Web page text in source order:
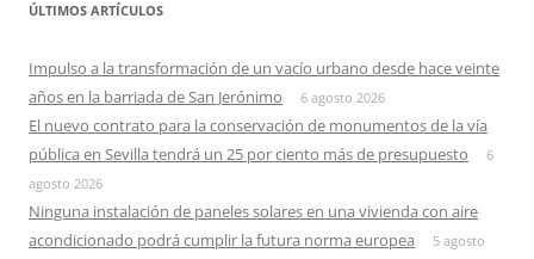
ÚLTIMOS ARTÍCULOS
Impulso a la transformación de un vacío urbano desde hace veinte
años en la barriada de San Jerónimo
6 agosto 2026
El nuevo contrato para la conservación de monumentos de la vía
pública en Sevilla tendrá un 25 por ciento más de presupuesto
6
agosto 2026
Ninguna instalación de paneles solares en una vivienda con aire
acondicionado podrá cumplir la futura norma europea
5 agosto